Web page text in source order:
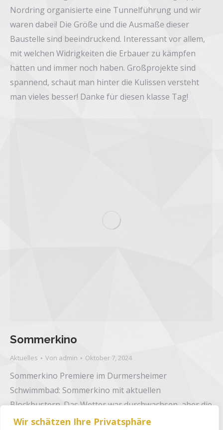
Wir schätzen Ihre Privatsphäre
Nordring organisierte eine Tunnelführung und wir
waren dabei! Die Größe und die Ausmaße dieser
Baustelle sind beeindruckend. Interessant vor allem,
mit welchen Widrigkeiten die Erbauer zu kämpfen
hatten und immer noch haben. Großprojekte sind
spannend, schaut man hinter die Kulissen versteht
man vieles besser! Danke für diesen klasse Tag!
Sommerkino
Aktuelles Von admin Oktober 7, 2024
Sommerkino Premiere im Durmersheimer
Schwimmbad: Sommerkino mit aktuellen
Blockbustern. Das Wetter war durchwachsen, aber die
Stimmung hervorragend und wir dabei mit Popcorn